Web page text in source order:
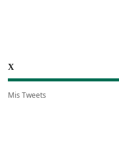
X
Mis Tweets